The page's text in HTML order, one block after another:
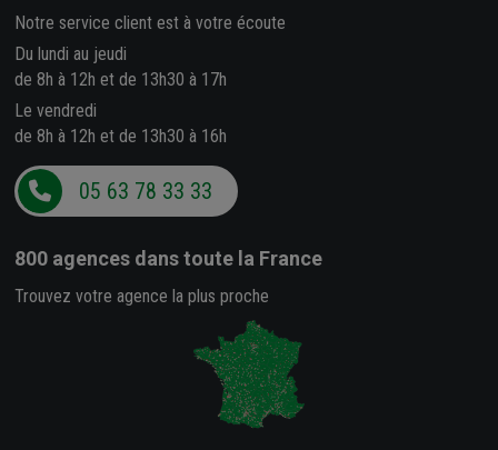
Notre service client est à votre écoute
Du lundi au jeudi
de 8h à 12h et de 13h30 à 17h
Le vendredi
de 8h à 12h et de 13h30 à 16h
05 63 78 33 33
800 agences dans toute la France
Trouvez votre agence la plus proche